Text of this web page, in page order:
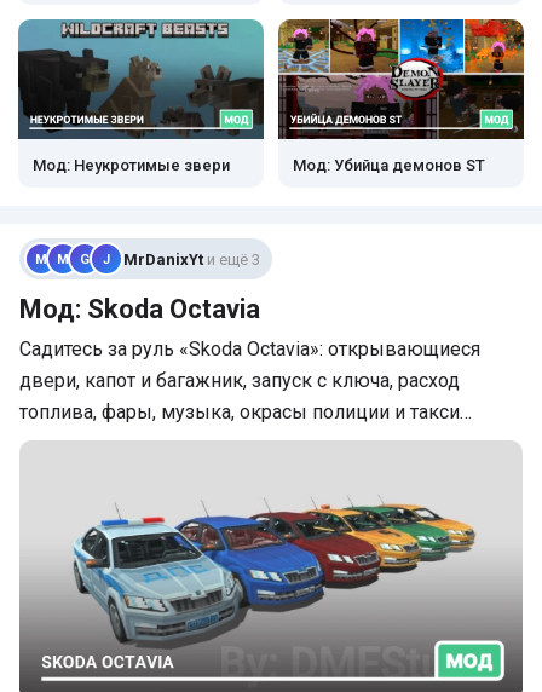
Мод: Неукротимые звери Мод: Убийца демонов ST
M M G J MrDanixYt и ещё 3
Мод: Skoda Octavia
Садитесь за руль «Skoda Octavia»: открывающиеся
двери, капот и багажник, запуск с ключа, расход
топлива, фары, музыка, окрасы полиции и такси…